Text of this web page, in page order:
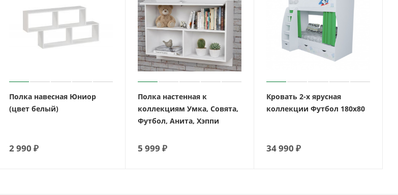
Полка навесная Юниор
(цвет белый)
2 990 ₽
Полка настенная к
коллекциям Умка, Совята,
Футбол, Анита, Хэппи
5 999 ₽
Кровать 2-х ярусная
коллекции Футбол 180х80
34 990 ₽